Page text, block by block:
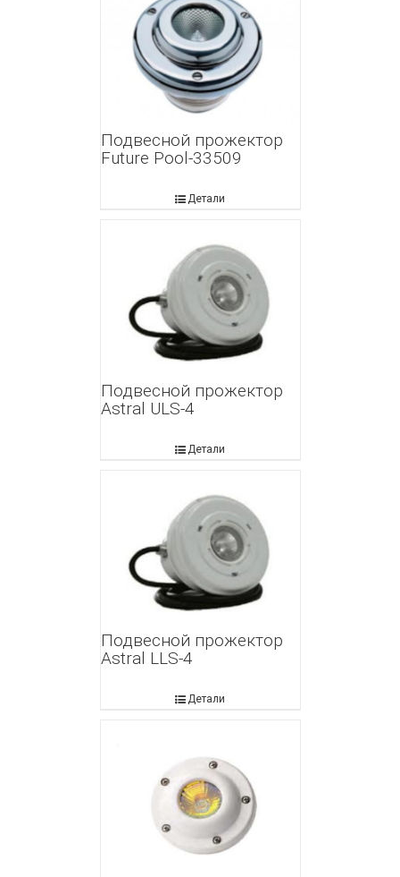
Подвесной прожектор
Future Pool-33509
Детали
Подвесной прожектор
Astral ULS-4
Детали
Подвесной прожектор
Astral LLS-4
Детали